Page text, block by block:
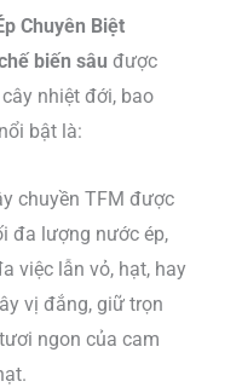
Chuyên Biệt
biến sâu được
nhiệt đới, bao
bật là:
chuyền TFM được
đa lượng nước ép,
việc lẫn vỏ, hạt, hay
vị đắng, giữ trọn
ngon của cam